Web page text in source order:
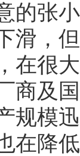
的张
滑，
在很
商及
规模
在降